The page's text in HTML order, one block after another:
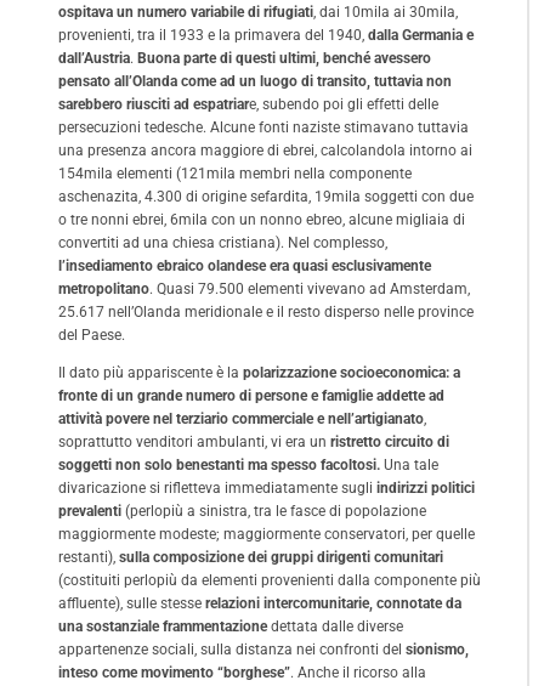
ospitava un numero variabile di rifugiati, dai 10mila ai 30mila,
provenienti, tra il 1933 e la primavera del 1940, dalla Germania e
dall’Austria. Buona parte di questi ultimi, benché avessero
pensato all’Olanda come ad un luogo di transito, tuttavia non
sarebbero riusciti ad espatriare, subendo poi gli effetti delle
persecuzioni tedesche. Alcune fonti naziste stimavano tuttavia
una presenza ancora maggiore di ebrei, calcolandola intorno ai
154mila elementi (121mila membri nella componente
aschenazita, 4.300 di origine sefardita, 19mila soggetti con due
o tre nonni ebrei, 6mila con un nonno ebreo, alcune migliaia di
convertiti ad una chiesa cristiana). Nel complesso,
l’insediamento ebraico olandese era quasi esclusivamente
metropolitano. Quasi 79.500 elementi vivevano ad Amsterdam,
25.617 nell’Olanda meridionale e il resto disperso nelle province
del Paese.
Il dato più appariscente è la polarizzazione socioeconomica: a
fronte di un grande numero di persone e famiglie addette ad
attività povere nel terziario commerciale e nell’artigianato,
soprattutto venditori ambulanti, vi era un ristretto circuito di
soggetti non solo benestanti ma spesso facoltosi. Una tale
divaricazione si rifletteva immediatamente sugli indirizzi politici
prevalenti (perlopiù a sinistra, tra le fasce di popolazione
maggiormente modeste; maggiormente conservatori, per quelle
restanti), sulla composizione dei gruppi dirigenti comunitari
(costituiti perlopiù da elementi provenienti dalla componente più
affluente), sulle stesse relazioni intercomunitarie, connotate da
una sostanziale frammentazionedettata dalle diverse
appartenenze sociali, sulla distanza nei confronti del sionismo,
inteso come movimento “borghese”. Anche il ricorso alla